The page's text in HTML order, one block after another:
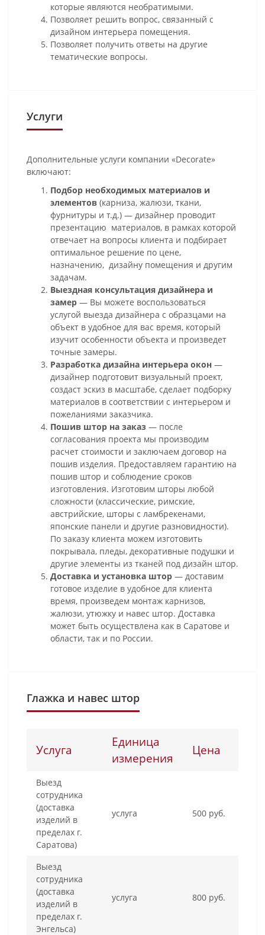
которые являются необратимыми.
Позволяет решить вопрос, связанный с
дизайном интерьера помещения.
Позволяет получить ответы на другие
тематические вопросы.
Услуги
Дополнительные услуги компании «Decorate»
включают:
Подбор необходимых материалов и
элементов (карниза, жалюзи, ткани,
фурнитуры и т.д.) — дизайнер проводит
презентацию материалов, в рамках которой
отвечает на вопросы клиента и подбирает
оптимальное решение по цене,
назначению, дизайну помещения и другим
задачам.
Выездная консультация дизайнера и
замер — Вы можете воспользоваться
услугой выезда дизайнера с образцами на
объект в удобное для вас время, который
изучит особенности объекта и произведет
точные замеры.
Разработка дизайна интерьера окон —
дизайнер подготовит визуальный проект,
создаст эскиз в масштабе, сделает подборку
материалов в соответствии с интерьером и
пожеланиями заказчика.
Пошив штор на заказ — после
согласования проекта мы производим
расчет стоимости и заключаем договор на
пошив изделия. Предоставляем гарантию на
пошив штор и соблюдение сроков
изготовления. Изготовим шторы любой
сложности (классические, римские,
австрийские, шторы с ламбрекенами,
японские панели и другие разновидности).
По заказу клиента можем изготовить
покрывала, пледы, декоративные подушки и
другие элементы из тканей под дизайн штор.
Доставка и установка штор — доставим
готовое изделие в удобное для клиента
время, произведем монтаж карнизов,
жалюзи, утюжку и навес штор. Доставка
может быть осуществлена как в Саратове и
области, так и по России.
Глажка и навес штор
Услуга
Единица
измерения
Цена
Выезд
сотрудника
(доставка
изделий в
пределах г.
Саратова)
услуга 500 руб.
Выезд
сотрудника
(доставка
изделий в
пределах г.
Энгельса)
услуга 800 руб.